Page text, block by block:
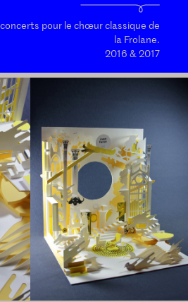
pour le chœur classique de
la Frolane.
2016 & 2017